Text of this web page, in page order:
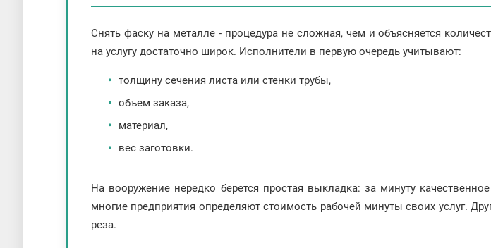
Снять фаску на металле - процедура не сложная, чем и объясняется
на услугу достаточно широк. Исполнители в первую очередь учитывают:
толщину сечения листа или стенки трубы,
объем заказа,
материал,
вес заготовки.
На вооружение нередко берется простая выкладка: за минуту
многие предприятия определяют стоимость рабочей минуты своих услуг.
реза.